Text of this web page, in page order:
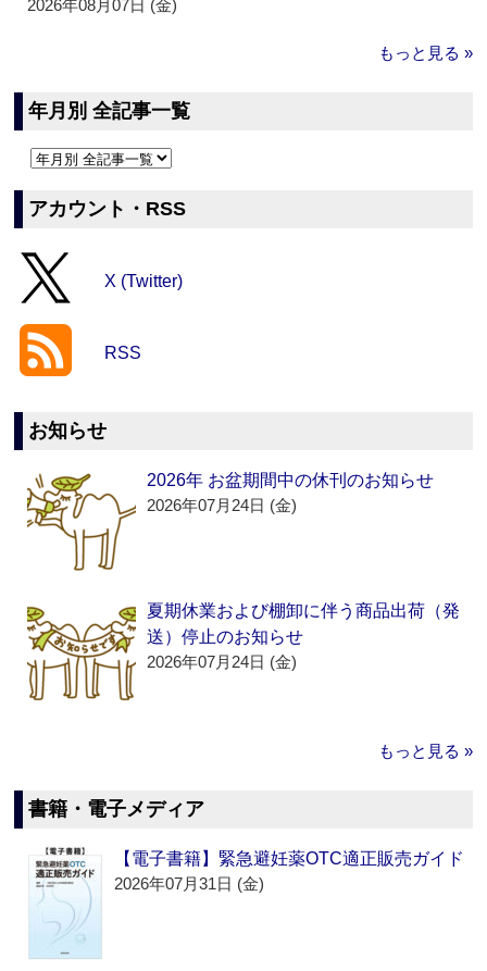
2026年08月07日 (金)
もっと見る »
年月別 全記事一覧
アカウント・RSS
X (Twitter)
RSS
お知らせ
2026年 お盆期間中の休刊のお知らせ
2026年07月24日 (金)
夏期休業および棚卸に伴う商品出荷（発
送）停止のお知らせ
2026年07月24日 (金)
もっと見る »
書籍・電子メディア
【電子書籍】緊急避妊薬OTC適正販売ガイド
2026年07月31日 (金)